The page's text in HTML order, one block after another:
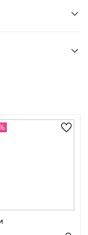
формы сделают
из прозрачного